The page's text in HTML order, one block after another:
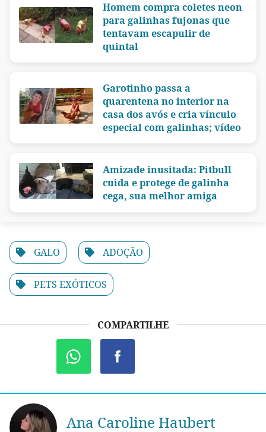
Homem compra coletes neon
para galinhas fujonas que
tentavam escapulir de
quintal
Garotinho passa a
quarentena no interior na
casa dos avós e cria vínculo
especial com galinhas; vídeo
Amizade inusitada: Pitbull
cuida e protege de galinha
cega, sua melhor amiga
GALO ADOÇÃO
PETS EXÓTICOS
COMPARTILHE
Ana Caroline Haubert